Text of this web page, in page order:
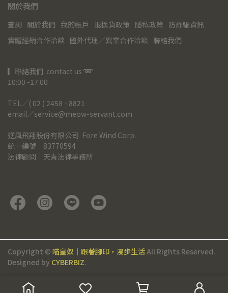
關於我們
查詢 關於我們 我的帳戶 退換貨政策 隱私政策 防詐騙資訊
實體經銷合作洽談 國外代理／異業合作洽談 聯絡我們
▎聯絡我們  contact us ➿
10:00 -17:00
TEL╱( 02 ) 2458 - 8821
email╱service@meow-servant.com
逆風飛翔股份有限公司  Fore Wind Corp.
統一編號｜83770594
法律顧問｜天青法律事務所
Copyright © 喵皇奴｜跟著腳印，漫步生活All Rights Reserved.
Designed by CYBERBIZ.